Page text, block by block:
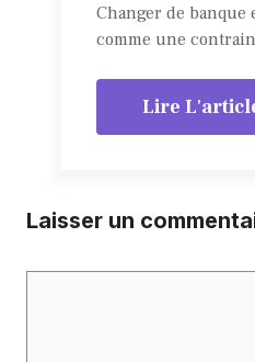
Changer de banque
comme une
Lire
Laisser un